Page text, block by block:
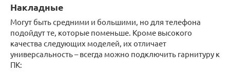
Накладные
Могут быть средними и большими, но для телефона
подойдут те, которые поменьше. Кроме высокого
качества следующих моделей, их отличает
универсальность – всегда можно подключить гарнитуру к
ПК: